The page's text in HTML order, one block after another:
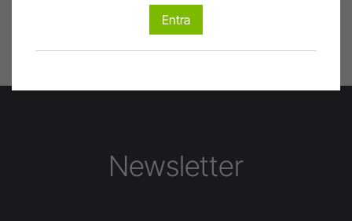
Stampa pagina
Newsletter
Entra